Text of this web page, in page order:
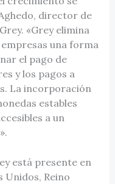
director de
«Grey elimina
una forma
el pago de
y los pagos a
La incorporación
estables
a un
está presente en
Unidos, Reino